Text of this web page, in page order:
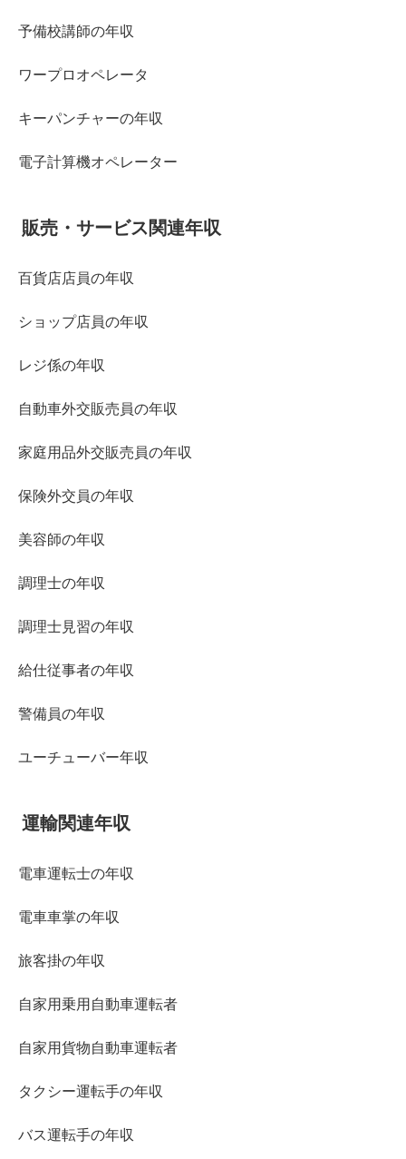
予備校講師の年収
ワープロオペレータ
キーパンチャーの年収
電子計算機オペレーター
販売・サービス関連年収
百貨店店員の年収
ショップ店員の年収
レジ係の年収
自動車外交販売員の年収
家庭用品外交販売員の年収
保険外交員の年収
美容師の年収
調理士の年収
調理士見習の年収
給仕従事者の年収
警備員の年収
ユーチューバー年収
運輸関連年収
電車運転士の年収
電車車掌の年収
旅客掛の年収
自家用乗用自動車運転者
自家用貨物自動車運転者
タクシー運転手の年収
バス運転手の年収